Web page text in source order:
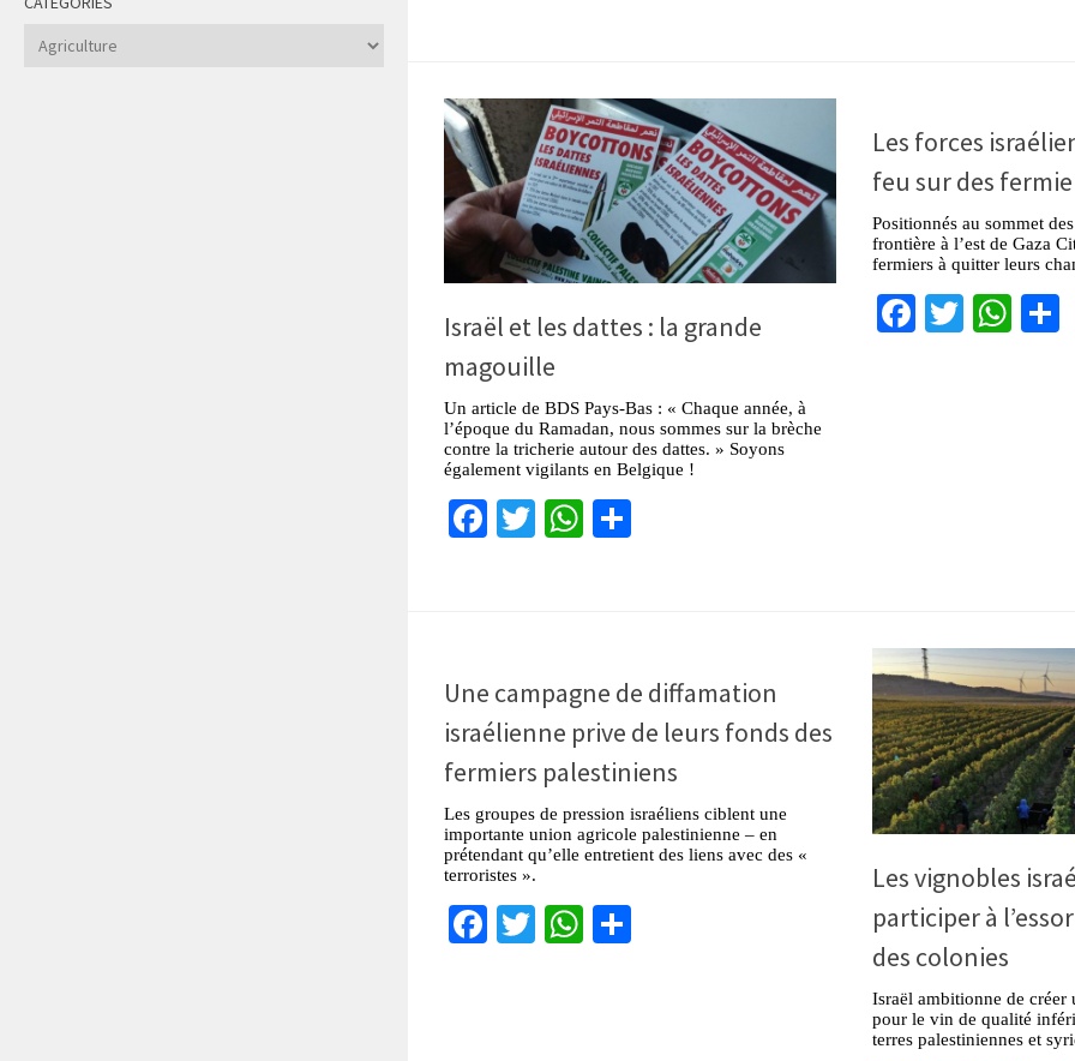
Israël et les dattes : la grande
magouille
Un article de BDS Pays-Bas : « Chaque année, à
l’époque du Ramadan, nous sommes sur la brèche
contre la tricherie autour des dattes. » Soyons
également vigilants en Belgique !
Facebook
TwitterWhatsApp
Les forces
feu sur des
Positionnés au sommet
frontière à l’est de Gaza
fermiers à quitter leurs
Facebook
Twitter
Une campagne de diffamation
israélienne prive de leurs fonds des
fermiers palestiniens
Les groupes de pression israéliens ciblent une
importante union agricole palestinienne – en
prétendant qu’elle entretient des liens avec des «
terroristes ».
Facebook
TwitterWhatsApp
Les vignobles
participer à
des colonies
Israël ambitionne de créer
pour le vin de qualité
terres palestiniennes et
Catégories